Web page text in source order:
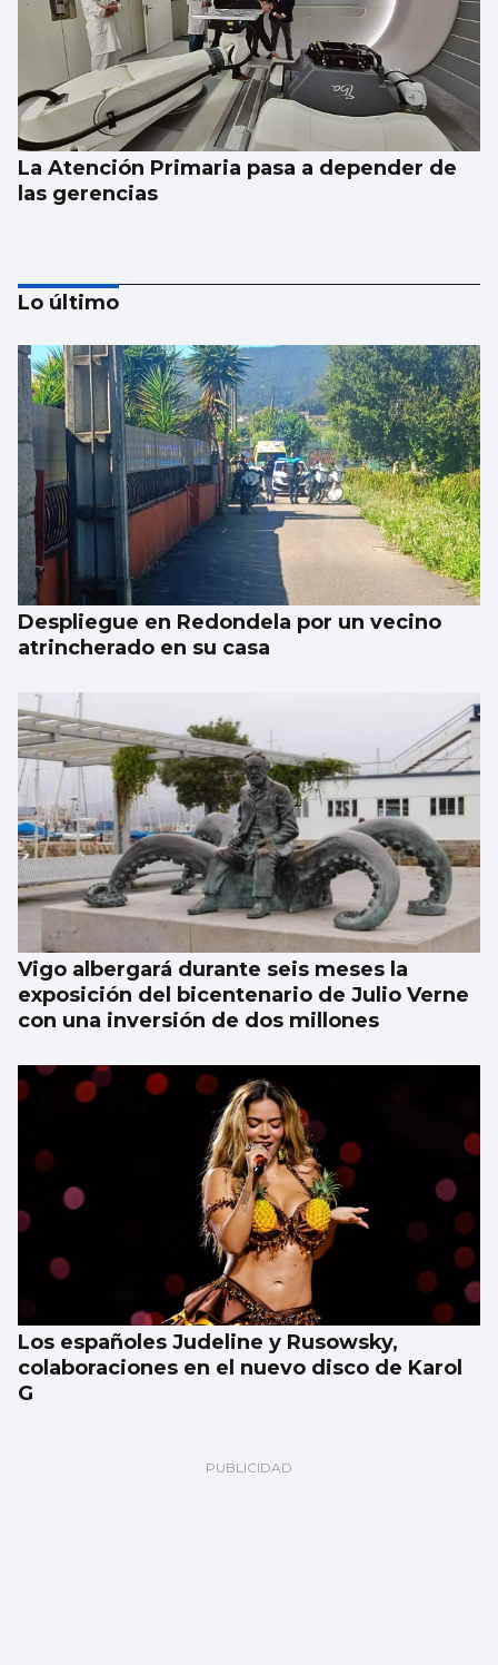
La Atención Primaria pasa a depender de
las gerencias
SUCESOS
Hospitalizan a una madre de Sada y hallan
muerto a su recién nacido
Lo último
Despliegue en Redondela por un vecino
atrincherado en su casa
Vigo albergará durante seis meses la
exposición del bicentenario de Julio Verne
con una inversión de dos millones
Los españoles Judeline y Rusowsky,
colaboraciones en el nuevo disco de Karol
G